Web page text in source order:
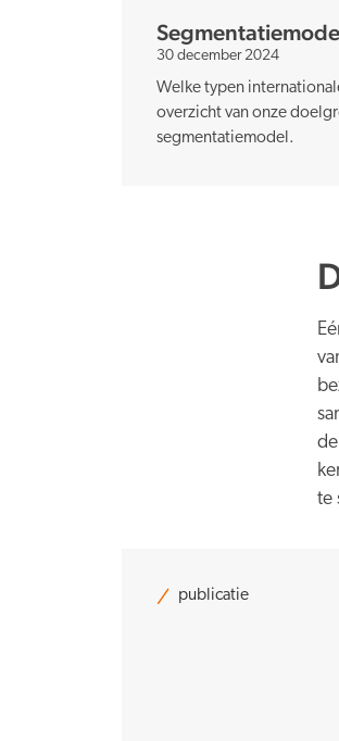
30 december 2024
Welke typen
overzicht van onze
segmentatiemodel.
te
publicatie